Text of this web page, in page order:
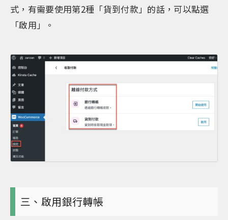
式，有需要使用第2種「貨到付款」的話，可以點選
「啟用」。
三、啟用銀行轉帳